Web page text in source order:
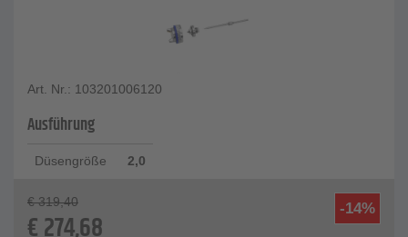
Art. Nr.: 103201006120
Ausführung
Düsengröße 2,0
-14%
€ 319,40
€274,68